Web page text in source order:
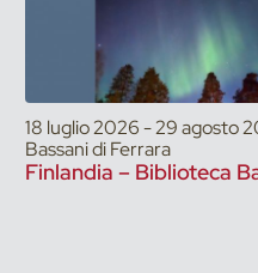
18 luglio 2026 - 29 agosto
Bassani di Ferrara
Finlandia – Biblioteca